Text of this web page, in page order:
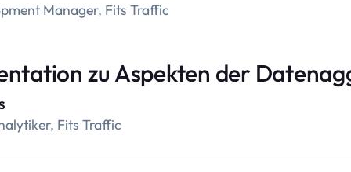
Manager, Fits Traffic
zu Aspekten der
Fits Traffic